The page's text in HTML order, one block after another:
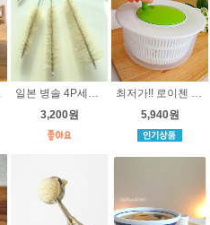
일본 병솔 4P세트 - 빨대솔, 주전자주둥이세척솔,좁은병입구 세척솔
3,200원
최저가!! 로이첸 윈닥스 비타스 야채탈수기/야채볼/믹싱볼/짤순이
5,940원